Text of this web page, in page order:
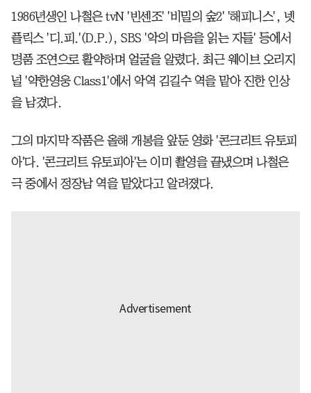
1986년생인 나철은 tvN '빈센조' '비밀의 숲2' '해피니스', 넷
플릭스 '디.피.'(D.P.), SBS '악의 마음을 읽는 자들' 등에서
명품 조연으로 활약하며 얼굴을 알렸다. 최근 웨이브 오리지
널 '약한영웅 Class1'에서 악역 김길수 역을 맡아 진한 인상
을 남겼다.
그의 마지막 작품은 올해 개봉을 앞둔 영화 '콘크리트 유토피
아'다. '콘크리트 유토피아'는 이미 촬영을 끝냈으며 나철은
극 중에서 정장남 역을 맡았다고 알려졌다.